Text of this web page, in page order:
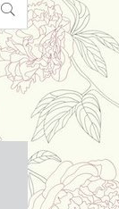
